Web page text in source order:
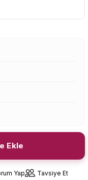
Ekle
Yap Tavsiye Et